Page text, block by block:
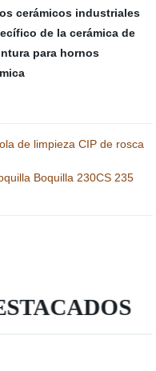
cerámicos industriales
de la cerámica de
para hornos
de limpieza CIP de rosca
Boquilla 230CS 235